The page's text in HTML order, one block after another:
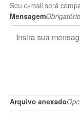
Seu e-mail será
MensagemObrigatório
Arquivo anexado